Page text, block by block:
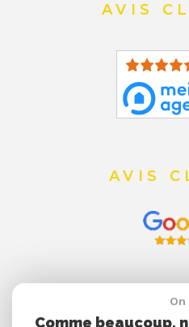
AVIS
AVIS
On
Comme beaucoup,